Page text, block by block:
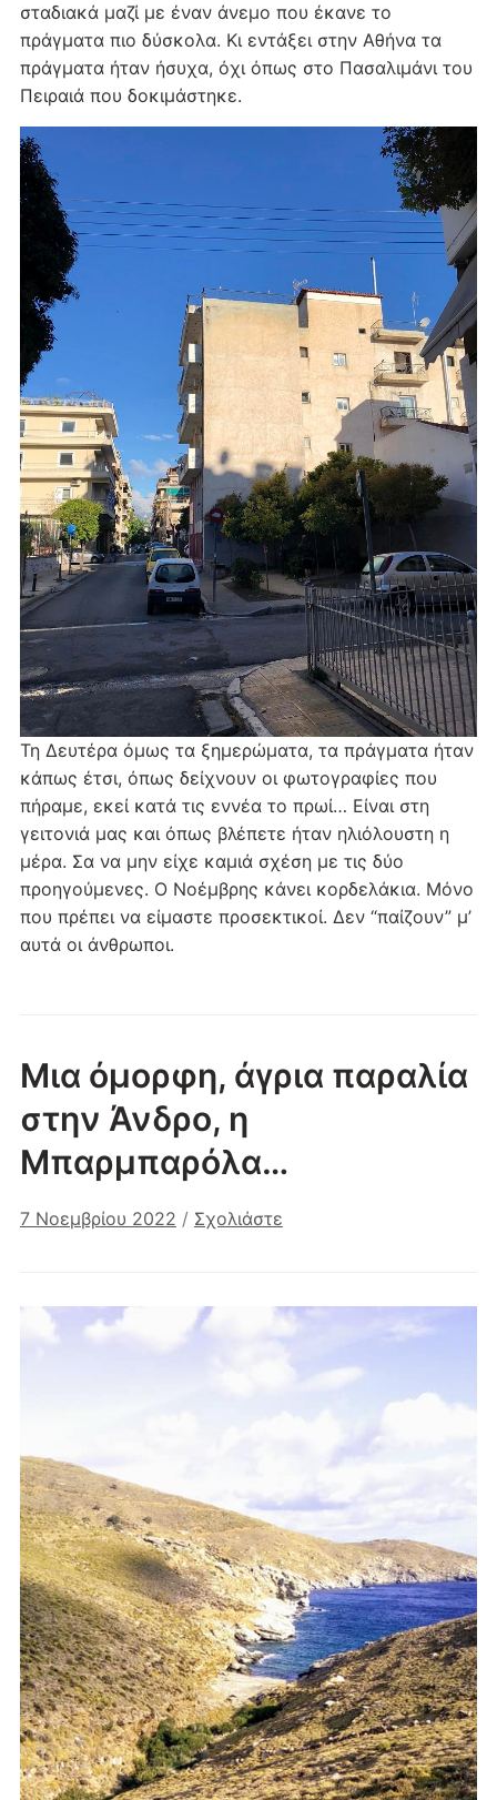
σταδιακά μαζί με έναν άνεμο που έκανε το
πράγματα πιο δύσκολα. Κι εντάξει στην Αθήνα τα
πράγματα ήταν ήσυχα, όχι όπως στο Πασαλιμάνι του
Πειραιά που δοκιμάστηκε.
Τη Δευτέρα όμως τα ξημερώματα, τα πράγματα ήταν
κάπως έτσι, όπως δείχνουν οι φωτογραφίες που
πήραμε, εκεί κατά τις εννέα το πρωί… Είναι στη
γειτονιά μας και όπως βλέπετε ήταν ηλιόλουστη η
μέρα. Σα να μην είχε καμιά σχέση με τις δύο
προηγούμενες. Ο Νοέμβρης κάνει κορδελάκια. Μόνο
που πρέπει να είμαστε προσεκτικοί. Δεν “παίζουν” μ’
αυτά οι άνθρωποι.
Μια όμορφη, άγρια παραλία
στην Άνδρο, η
Μπαρμπαρόλα…
7 Νοεμβρίου 2022 / Σχολιάστε